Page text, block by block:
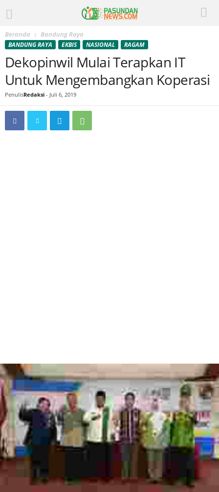
Beranda Bandung Raya
BANDUNG RAYA EKBIS NASIONAL RAGAM
Dekopinwil Mulai Terapkan IT
Untuk Mengembangkan Koperasi
PenulisRedaksi - Juli 6, 2019